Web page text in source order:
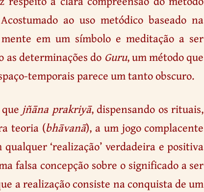
ao uso metódico baseado na
em um símbolo e meditação a ser
as determinações do Guru, um método que
temporais parece um tanto obscuro.
jñāna prakriyā, dispensando os rituais,
teoria (bhāvanā), a um jogo complacente
qualquer ‘realização’ verdadeira e positiva
falsa concepção sobre o significado a ser
a realização consiste na conquista de um